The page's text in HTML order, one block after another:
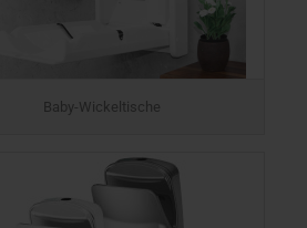
Baby-Wickeltische